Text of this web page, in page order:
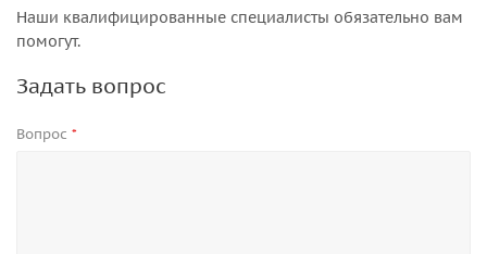
Наши квалифицированные специалисты обязательно вам
помогут.
Задать вопрос
Вопрос *